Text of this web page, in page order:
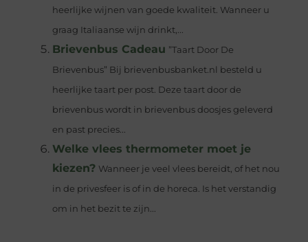
heerlijke wijnen van goede kwaliteit. Wanneer u
graag Italiaanse wijn drinkt,...
Brievenbus Cadeau ”Taart Door De
Brievenbus” Bij brievenbusbanket.nl besteld u
heerlijke taart per post. Deze taart door de
brievenbus wordt in brievenbus doosjes geleverd
en past precies...
Welke vlees thermometer moet je
kiezen? Wanneer je veel vlees bereidt, of het nou
in de privesfeer is of in de horeca. Is het verstandig
om in het bezit te zijn...